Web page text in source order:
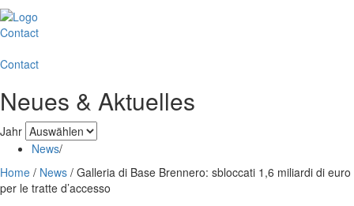
Contact
Contact
Neues & Aktuelles
Jahr
News/
Home / News / Galleria di Base Brennero: sbloccati 1,6 miliardi di euro
per le tratte d’accesso